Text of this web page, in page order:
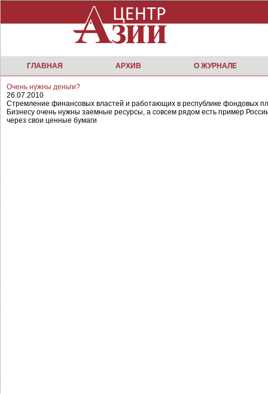
ГЛАВНАЯ АРХИВ О ЖУРНАЛЕ
Очень нужны деньги?
26.07.2010
Стремление финансовых властей и работающих в республике фондовых
Бизнесу очень нужны заемные ресурсы, а совсем рядом есть пример
через свои ценные бумаги